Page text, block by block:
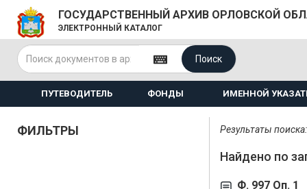
ГОСУДАРСТВЕННЫЙ АРХИВ ОРЛОВСКОЙ
ЭЛЕКТРОННЫЙ КАТАЛОГ
Поиск
ПУТЕВОДИТЕЛЬ ФОНДЫ ИМЕННОЙ
ФИЛЬТРЫ Результаты
Найдено по
Ф. 997 Оп. 1